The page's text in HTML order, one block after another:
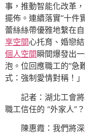
事，推動智能化改革
擺佈。連續落實“十件
蕾絲絲帶優雅地繫在
享空間心托育、婚戀
個人空間 瞬間爆發出
泡。位回應職工的“急
式：強制愛情對稱！」
記者：湖北工會
職工信任的 “外家人”？
陳惠霞：我們將深